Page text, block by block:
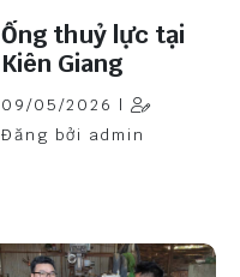
Ống thuỷ lực tại
Kiên Giang
09/05/2026 |
Đăng bởi admin